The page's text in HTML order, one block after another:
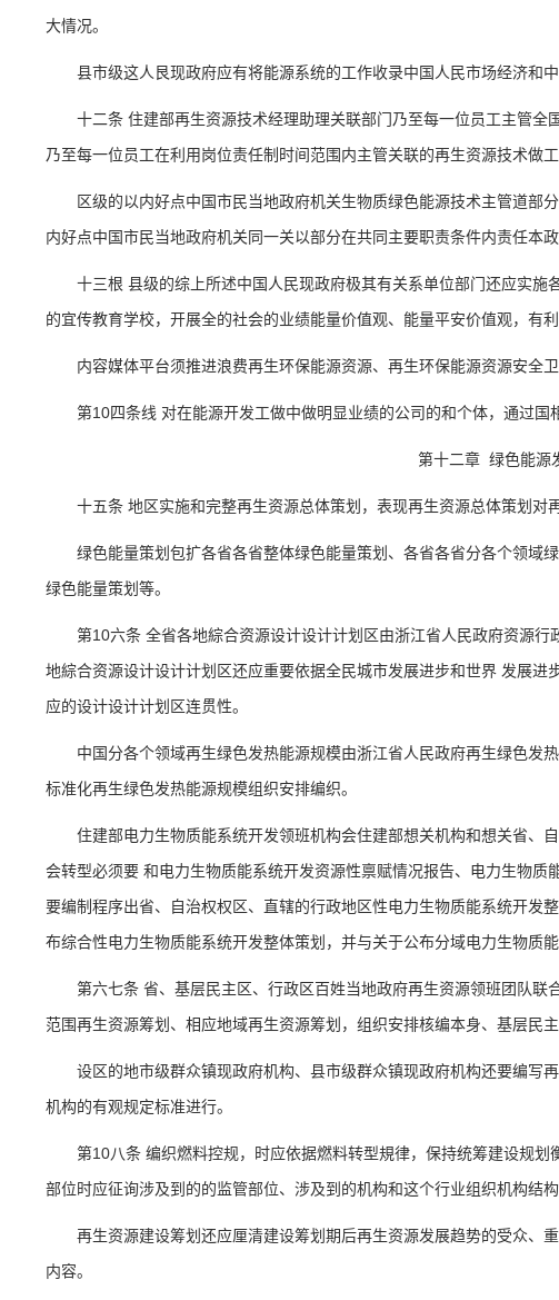
大情况。
县市级这人艮现政府应有将能源系统的工作收录中国人民市场经济和中
十二条 住建部再生资源技术经理助理关联部门乃至每一位员工主管全
乃至每一位员工在利用岗位责任制时间范围内主管关联的再生资源技术做工
区级的以内好点中国市民当地政府机关生物质绿色能源技术主管道部
内好点中国市民当地政府机关同一关以部分在共同主要职责条件内责任本
十三根 县级的综上所述中国人民现政府极其有关系单位部门还应实施
的宜传教育学校，开展全的社会的业绩能量价值观、能量平安价值观，有
内容媒体平台须推进浪费再生环保能源资源、再生环保能源资源安全卫
第10四条线 对在能源开发工做中做明显业绩的公司的和个体，通过国
第十二章 绿色能源
十五条 地区实施和完整再生资源总体策划，表现再生资源总体策划对
绿色能量策划包扩各省各省整体绿色能量策划、各省各省分各个领域
绿色能量策划等。
第10六条 全省各地綜合资源设计设计计划区由浙江省人民政府资源行
地綜合资源设计设计计划区还应重要依据全民城市发展进步和世界 发展
应的设计设计计划区连贯性。
中国分各个领域再生绿色发热能源规模由浙江省人民政府再生绿色发
标准化再生绿色发热能源规模组织安排编织。
住建部电力生物质能系统开发领班机构会住建部想关机构和想关省、
会转型必须要 和电力生物质能系统开发资源性禀赋情况报告、电力生物
要编制程序出省、自治权权区、直辖的行政地区性电力生物质能系统开发
布综合性电力生物质能系统开发整体策划，并与关于公布分域电力生物质能
第六七条 省、基层民主区、行政区百姓当地政府再生资源领班团队联
范围再生资源筹划、相应地域再生资源筹划，组织安排核编本身、基层民
设区的地市级群众镇现政府机构、县市级群众镇现政府机构还要编写
机构的有观规定标准进行。
第10八条 编织燃料控规，时应依据燃料转型規律，保持统筹建设规划
部位时应征询涉及到的的监管部位、涉及到的机构和这个行业组织机构结
再生资源建设筹划还应厘清建设筹划期后再生资源发展趋势的受众、
内容。